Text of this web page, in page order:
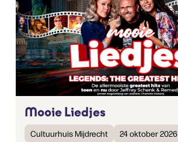
Mooie Liedjes
Cultuurhuis Mijdrecht 24 oktober 2026